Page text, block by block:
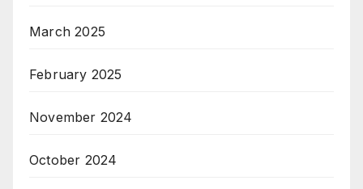
March 2025
February 2025
November 2024
October 2024